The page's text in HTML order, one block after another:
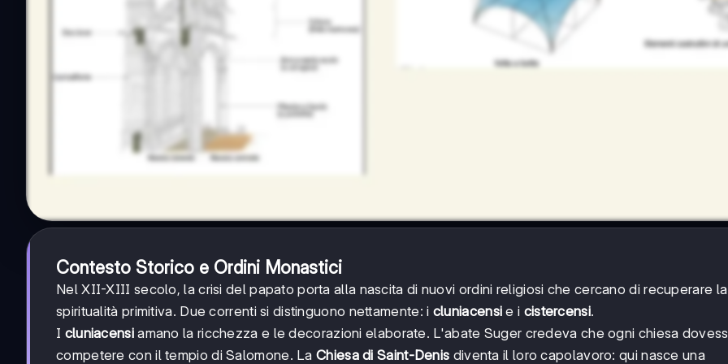
Contesto Storico e Ordini Monastici
Nel XII-XIII secolo, la crisi del papato porta alla nascita di nuovi ordini religiosi che cercano di recuperare la
spiritualità primitiva. Due correnti si distinguono nettamente: i cluniacensi e i cistercensi.
I cluniacensiamano la ricchezza e le decorazioni elaborate. L'abate Suger credeva che ogni chiesa
competere con il tempio di Salomone. La Chiesa di Saint-Denis diventa il loro capolavoro: qui nasce una